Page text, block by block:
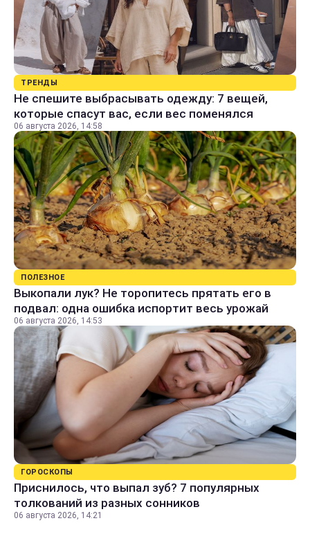
ТРЕНДЫ
Не спешите выбрасывать одежду: 7 вещей,
которые спасут вас, если вес поменялся
06 августа 2026, 14:58
ПОЛЕЗНОЕ
Выкопали лук? Не торопитесь прятать его в
подвал: одна ошибка испортит весь урожай
06 августа 2026, 14:53
ГОРОСКОПЫ
Приснилось, что выпал зуб? 7 популярных
толкований из разных сонников
06 августа 2026, 14:21